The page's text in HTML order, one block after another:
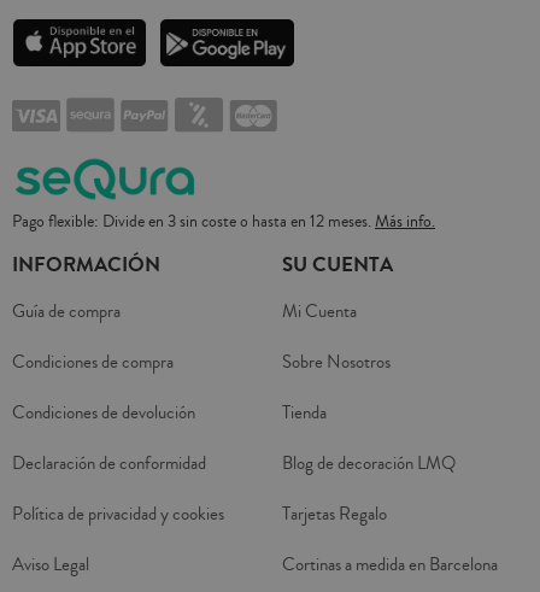
Pago flexible: Divide en 3 sin coste o hasta en 12 meses. Más info.
INFORMACIÓN
Guía de compra
Condiciones de compra
Condiciones de devolución
Declaración de conformidad
Política de privacidad y cookies
Aviso Legal
SU CUENTA
Mi Cuenta
Sobre Nosotros
Tienda
Blog de decoración LMQ
Tarjetas Regalo
Cortinas a medida en Barcelona